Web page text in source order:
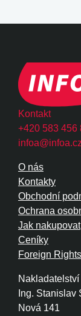
Kontakt
+420 583 456
infoa@infoa.cz
Nakladatelství
Ing. Stanislav
Nová 141
O nás
Kontakty
Obchodní
Ochrana
Jak nakupovat
Ceníky
Foreign Rights